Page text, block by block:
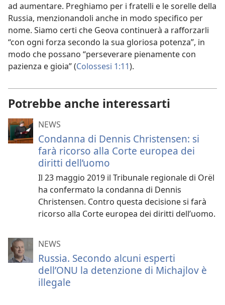
ad aumentare. Preghiamo per i fratelli e le sorelle della
Russia, menzionandoli anche in modo specifico per
nome. Siamo certi che Geova continuerà a rafforzarli
“con ogni forza secondo la sua gloriosa potenza”, in
modo che possano “perseverare pienamente con
pazienza e gioia” (Colossesi 1:11).
Potrebbe anche interessarti
NEWS
Condanna di Dennis Christensen: si
farà ricorso alla Corte europea dei
diritti dell’uomo
Il 23 maggio 2019 il Tribunale regionale di Orël
ha confermato la condanna di Dennis
Christensen. Contro questa decisione si farà
ricorso alla Corte europea dei diritti dell’uomo.
NEWS
Russia. Secondo alcuni esperti
dell’ONU la detenzione di Michajlov è
illegale